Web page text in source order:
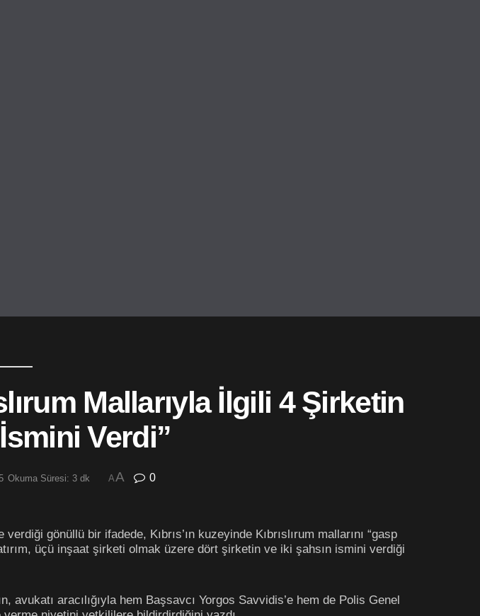
Mallarıyla İlgili 4 Şirketin
Verdi”
Okuma Süresi: 3 dk AA 0
gönüllü bir ifadede, Kıbrıs’ın kuzeyinde Kıbrıslırum mallarını “gasp
üçü inşaat şirketi olmak üzere dört şirketin ve iki şahsın ismini verdiği
avukatı aracılığıyla hem Başsavcı Yorgos Savvidis’e hem de Polis Genel